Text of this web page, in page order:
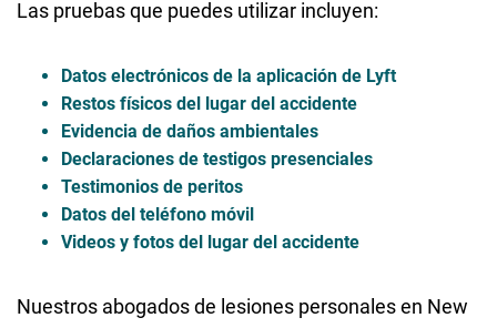
Las pruebas que puedes utilizar incluyen:
Datos electrónicos de la aplicación de Lyft
Restos físicos del lugar del accidente
Evidencia de daños ambientales
Declaraciones de testigos presenciales
Testimonios de peritos
Datos del teléfono móvil
Videos y fotos del lugar del accidente
Nuestros abogados de lesiones personales en New